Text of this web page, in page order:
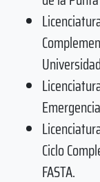
Ciclo
FASTA.